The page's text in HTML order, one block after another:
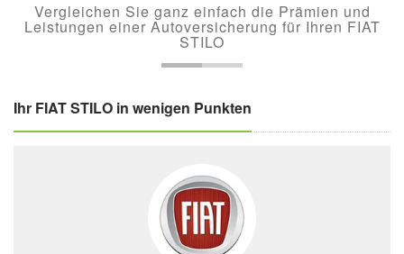
Vergleichen Sie ganz einfach die Prämien und
Leistungen einer Autoversicherung für Ihren FIAT
STILO
Ihr FIAT STILO in wenigen Punkten